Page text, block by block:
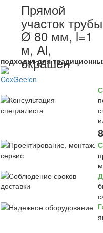
Прямой
участок трубы
Ø 80 мм, l=1
м, Al,
окрашен
подходит для